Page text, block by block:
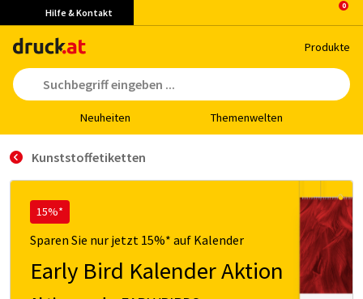
Hilfe & Kontakt
Pro­duk­te
Neu­hei­ten The­men­wel­ten
Kunststoffetiketten
15%*
Sparen Sie nur jetzt 15%* auf Kalender
Early Bird Kalender Aktion